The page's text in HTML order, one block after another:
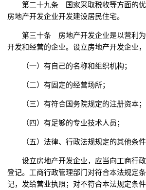
第二十九条 国家采取税收等方面的
房地产开发企业开发建设居民住宅。
第三十条 房地产开发企业是以营利
开发和经营的企业。设立房地产开发企业
（一）有自己的名称和组织机构；
（二）有固定的经营场所；
（三）有符合国务院规定的注册资本；
（四）有足够的专业技术人员；
（五）法律、行政法规规定的其他条件
设立房地产开发企业，应当向工商行
登记。工商行政管理部门对符合本法规定
记，发给营业执照；对不符合本法规定条件